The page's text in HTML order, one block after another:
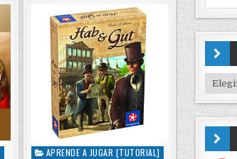
P
APRENDE A JUGAR [TUTORIAL]
e
a
r
o
r
:
I
P
D